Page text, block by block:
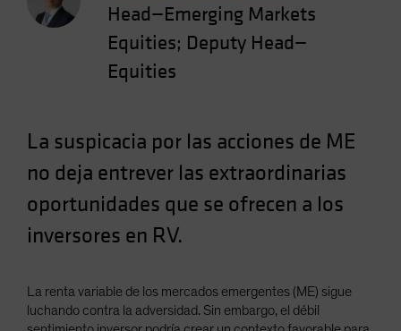
Poland
Singapore
Sweden
Switzerland
Taiwan - 台灣
UK
US (Non-US Citizens/NRC)
Head—Emerging Markets
Equities; Deputy Head—
Equities
La suspicacia por las acciones de ME
no deja entrever las extraordinarias
oportunidades que se ofrecen a los
inversores en RV.
La renta variable de los mercados emergentes (ME) sigue
luchando contra la adversidad. Sin embargo, el débil